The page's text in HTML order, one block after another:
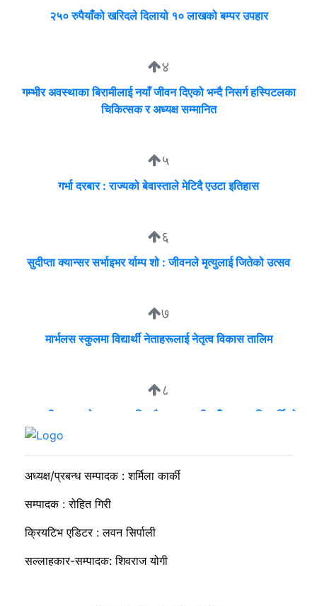
२५० रुपैयाँको खरिदले दिलायो १० लाखको बम्पर उपहार
४
गम्भीर अवस्थाका बिरामीलाई नयाँ जीवन दिएको भन्दै निसर्ग हस्पिटलका
चिकित्सक र अध्यक्ष सम्मानित
५
गर्भा दरबार : राज्यको बेवास्ताले मेटिदै एउटा इतिहास
६
सुदीप्ता क्यान्सर सर्भाइभर र्याम्प शो : जीवनले मृत्युलाई जितेको उत्सव
७
मार्भलस स्कुलमा विद्यार्थी नेताहरूलाई नेतृत्व विकास तालिम
८
व्यवसायी मुन्दडाको घरमा एकाबिहानै खानतलासी, पाँच घन्टापछि फर्कियो
अध्यक्ष/प्रबन्ध सम्पादक : शर्मिला कार्की
सम्पादक : रोहित गिरी
क्रियटिभ एडिटर : लवन सिर्पाली
सल्लाहकार-सम्पादक: शिवराज योगी